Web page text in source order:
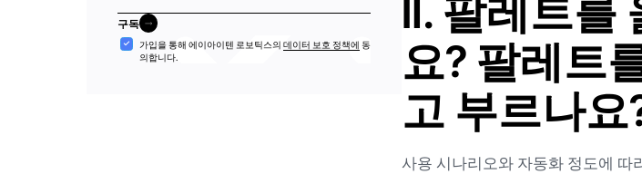
일
구독
구독
수
가입을 통해 에이아이텐 로보틱스의 데이터 보호 정책에 동
의합니다.
Ⅱ. 팔레트를
요? 팔레트
고 부르나요
사용 시나리오와 자동화 정도에 따